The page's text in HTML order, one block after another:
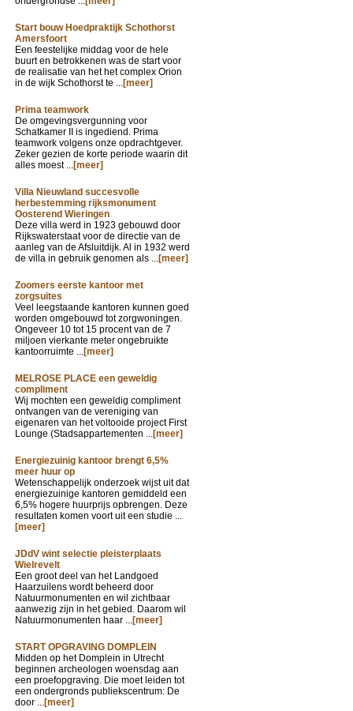
Start bouw Hoedpraktijk Schothorst
Amersfoort
Een feestelijke middag voor de hele
buurt en betrokkenen was de start voor
de realisatie van het het complex Orion
in de wijk Schothorst te ...[meer]
Prima teamwork
De omgevingsvergunning voor
Schatkamer II is ingediend. Prima
teamwork volgens onze opdrachtgever.
Zeker gezien de korte periode waarin dit
alles moest ...[meer]
Villa Nieuwland succesvolle
herbestemming rijksmonument
Oosterend Wieringen
Deze villa werd in 1923 gebouwd door
Rijkswaterstaat voor de directie van de
aanleg van de Afsluitdijk. Al in 1932 werd
de villa in gebruik genomen als ...[meer]
Zoomers eerste kantoor met
zorgsuites
Veel leegstaande kantoren kunnen goed
worden omgebouwd tot zorgwoningen.
Ongeveer 10 tot 15 procent van de 7
miljoen vierkante meter ongebruikte
kantoorruimte ...[meer]
MELROSE PLACE een geweldig
compliment
Wij mochten een geweldig compliment
ontvangen van de vereniging van
eigenaren van het voltooide project First
Lounge (Stadsappartementen ...[meer]
Energiezuinig kantoor brengt 6,5%
meer huur op
Wetenschappelijk onderzoek wijst uit dat
energiezuinige kantoren gemiddeld een
6,5% hogere huurprijs opbrengen. Deze
resultaten komen voort uit een studie ...
[meer]
JDdV wint selectie pleisterplaats
Wielrevelt
Een groot deel van het Landgoed
Haarzuilens wordt beheerd door
Natuurmonumenten en wil zichtbaar
aanwezig zijn in het gebied. Daarom wil
Natuurmonumenten haar ...[meer]
START OPGRAVING DOMPLEIN
Midden op het Domplein in Utrecht
beginnen archeologen woensdag aan
een proefopgraving. Die moet leiden tot
een ondergronds publiekscentrum: De
door ...[meer]